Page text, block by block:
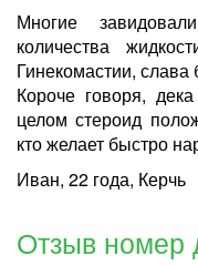
Многие
количества
Гинекомастии,
Короче говоря,
целом стероид
кто желает быстро
Иван, 22 года, Керчь
Отзыв номер